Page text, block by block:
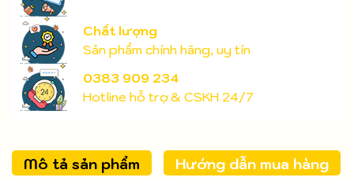
Chất lượng
Sản phẩm chính hãng, uy tín
0383 909 234
Hotline hỗ trợ & CSKH 24/7
Mô tả sản phẩm Hướng dẫn mua hàng